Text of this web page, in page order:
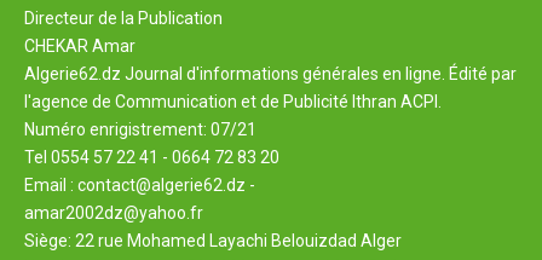
Directeur de la Publication
CHEKAR Amar
Algerie62.dz Journal d'informations générales en ligne. Édité par
l'agence de Communication et de Publicité Ithran ACPI.
Numéro enrigistrement: 07/21
Tel 0554 57 22 41 - 0664 72 83 20
Email : contact@algerie62.dz -
amar2002dz@yahoo.fr
Siège: 22 rue Mohamed Layachi Belouizdad Alger